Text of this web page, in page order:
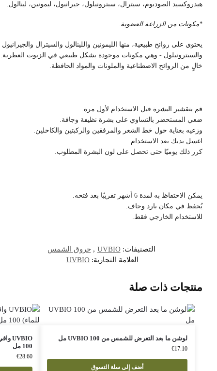
هيدروكسيد الصوديوم، سيترال، سيترونيلول، جيرانيول، ليمونين، لينالول.
*مكونات من الزراعة العضوية.
يحتوي على روائح طبيعية، منها الليمونين واللينالول والسيترال والجيرانيول
والسيترونيلول - وهي مكونات موجودة بشكل طبيعي في الزيوت العطرية.
خالٍ من الروائح الاصطناعية والملونات والمواد الحافظة.
قم بتقشير البشرة قبل الاستخدام لأول مرة.
ضعي المستحضر بالتساوي على بشرة نظيفة وجافة.
وزعيه بعناية حول خط الشعر والمرفقين والركبتين والكاحلين.
اغسل يديك بعد الاستخدام.
كرر ذلك يوميًا حتى تحصل على لون البشرة المطلوب.
يمكن الاحتفاظ به لمدة 6 أشهر تقريبًا بعد فتحه.
يُحفظ في مكان بارد وجاف.
للاستخدام الخارجي فقط.
التصنيفات:UVBIO
,حروق الشمس
العلامة التجارية:UVBIO
منتجات ذات صلة
لوشن ما بعد التعرض للشمس من UVBIO 100 مل
€
أضف إلى سلة التسوق
€